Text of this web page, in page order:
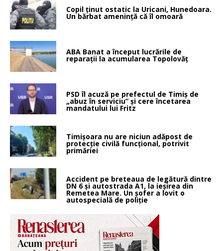
Copil ținut ostatic la Uricani, Hunedoara.
Un bărbat amenință că îl omoară
ABA Banat a început lucrările de
reparații la acumularea Topolovăț
PSD îl acuză pe prefectul de Timiș de
„abuz în serviciu” și cere încetarea
mandatului lui Fritz
Timișoara nu are niciun adăpost de
protecție civilă funcțional, potrivit
primăriei
Accident pe breteaua de legătură dintre
DN 6 și autostrada A1, la ieșirea din
Remetea Mare. Un șofer a lovit o
autospecială de poliție